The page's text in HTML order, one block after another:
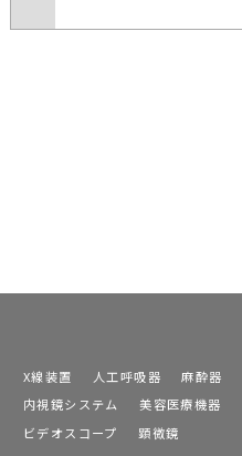
X線装置 人工呼吸器 麻酔器
内視鏡システム
美容医療機器
ビデオスコープ
顕微鏡